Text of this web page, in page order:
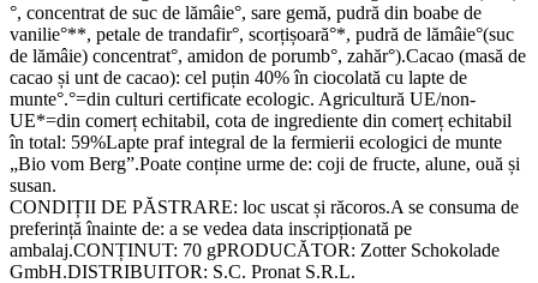
°, concentrat de suc de lămâie°, sare gemă, pudră din boabe de
vanilie°**, petale de trandafir°, scorțișoară°*, pudră de lămâie°(suc
de lămâie) concentrat°, amidon de porumb°, zahăr°).Cacao (masă de
cacao și unt de cacao): cel puțin 40% în ciocolată cu lapte de
munte°.°=din culturi certificate ecologic. Agricultură UE/non-
UE*=din comerț echitabil, cota de ingrediente din comerț echitabil
în total: 59%Lapte praf integral de la fermierii ecologici de munte
„Bio vom Berg”.Poate conține urme de: coji de fructe, alune, ouă și
susan.
CONDIȚII DE PĂSTRARE: loc uscat și răcoros.A se consuma de
preferință înainte de: a se vedea data inscripționată pe
ambalaj.CONȚINUT: 70 gPRODUCĂTOR: Zotter Schokolade
GmbH.DISTRIBUITOR: S.C. Pronat S.R.L.